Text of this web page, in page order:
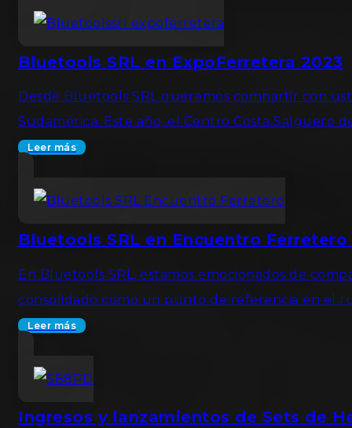
Bluetools SRL en ExpoFerretera 2023
Desde Bluetools SRL queremos compartir con
Sudamérica. Este año, el Centro Costa Salguero
Leer más
Bluetools SRL en Encuentro Ferretero
En Bluetools SRL, estamos emocionados de
consolidado como un punto de referencia en el
Leer más
Ingresos y lanzamientos de Sets de